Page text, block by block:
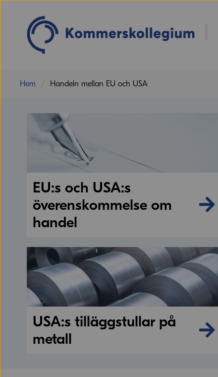
Hem Handeln mellan EU och USA
EU:s och USA:s
överenskommelse om
handel
USA:s tilläggstullar på
metall